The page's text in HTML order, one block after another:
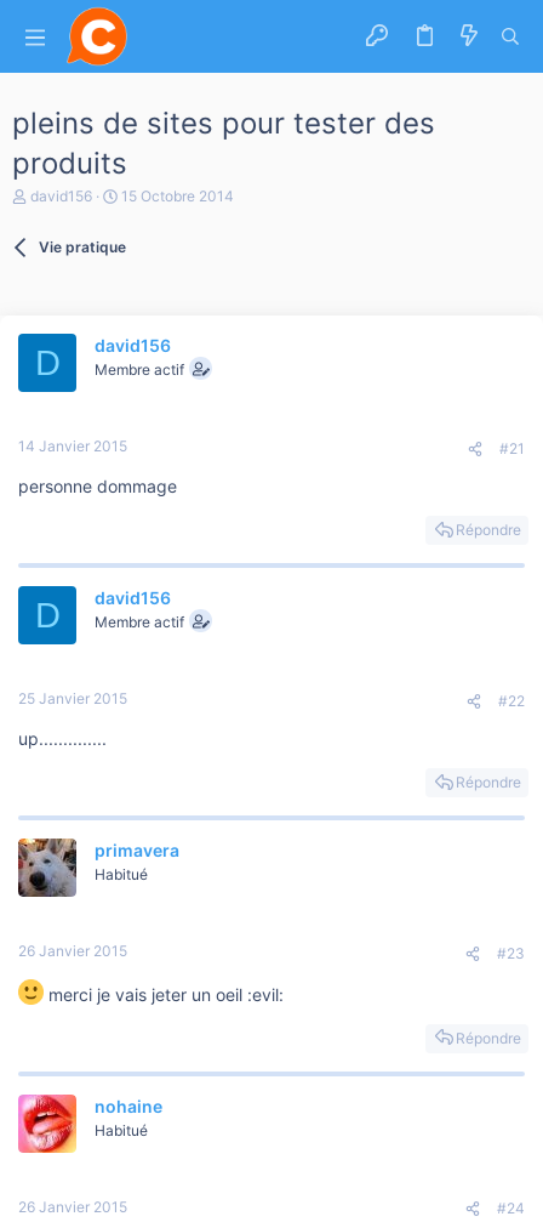
pleins de sites pour tester des
produits
A
e
d
c
s
n
david156
D
e
b
u
15 Octobre 2014
Vie pratique
D david156
Membre actif
14 Janvier 2015 #21
personne dommage
Répondre
D david156
Membre actif
25 Janvier 2015 #22
up..............
Répondre
primavera
Habitué
26 Janvier 2015 #23
merci je vais jeter un oeil :evil:
Répondre
nohaine
Habitué
26 Janvier 2015 #24